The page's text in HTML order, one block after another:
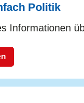
Politik
Informationen